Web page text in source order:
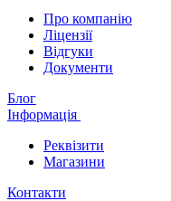
Про компанію
Ліцензії
Відгуки
Документи
Блог
Інформація
Реквізити
Магазини
Контакти